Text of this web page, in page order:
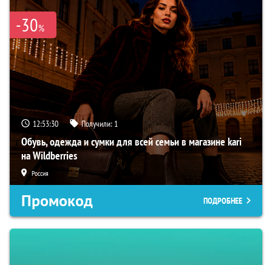
-30%
12:53:29 Получили: 1
Обувь, одежда и сумки для всей семьи в магазине kari
на Wildberries
Россия
Промокод ПОДРОБНЕЕ